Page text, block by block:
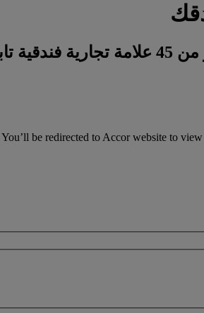
أكور
You’ll be redirected to Accor website to